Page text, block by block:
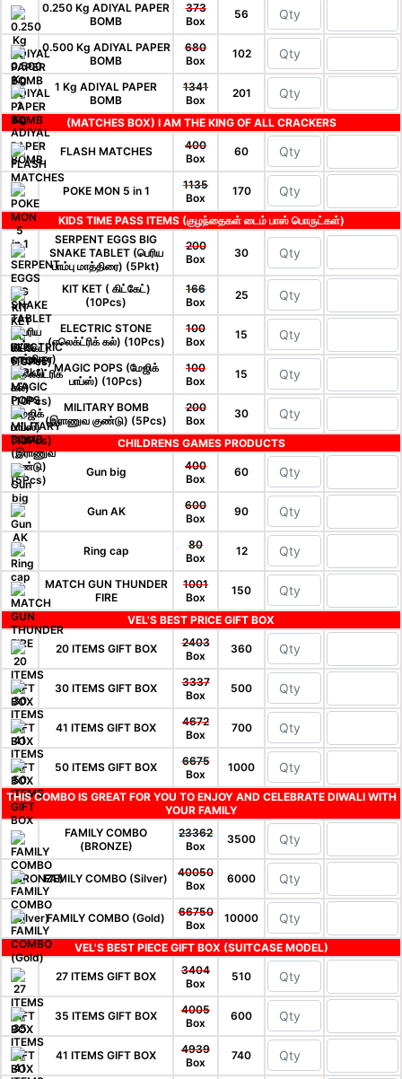
0.250 Kg ADIYAL PAPER
BOMB
373
Box
56
0.500 Kg ADIYAL PAPER
BOMB
680
Box
102
1 Kg ADIYAL PAPER
BOMB
1341
Box
201
(MATCHES BOX) I AM THE KING OF ALL CRACKERS
FLASH MATCHES
400
Box
60
POKE MON 5 in 1
1135
Box
170
KIDS TIME PASS ITEMS (குழந்தைகள் டைம் பாஸ் பொருட்கள்)
SERPENT EGGS BIG
SNAKE TABLET (பெரிய
பாம்பு மாத்திரை) (5Pkt)
200
Box
30
KIT KET ( கிட்கேட்)
(10Pcs)
166
Box
25
ELECTRIC STONE
(எலெக்ட்ரிக் கல்) (10Pcs)
100
Box
15
MAGIC POPS (மேஜிக்
பாப்ஸ்) (10Pcs)
100
Box
15
MILITARY BOMB
(இராணுவ குண்டு) (5Pcs)
200
Box
30
CHILDRENS GAMES PRODUCTS
Gun big
400
Box
60
Gun AK
600
Box
90
Ring cap
80
Box
12
MATCH GUN THUNDER
FIRE
1001
Box
150
VEL'S BEST PRICE GIFT BOX
20 ITEMS GIFT BOX
2403
Box
360
30 ITEMS GIFT BOX
3337
Box
500
41 ITEMS GIFT BOX
4672
Box
700
50 ITEMS GIFT BOX
6675
Box
1000
THIS COMBO IS GREAT FOR YOU TO ENJOY AND CELEBRATE DIWALI WITH
YOUR FAMILY
FAMILY COMBO
(BRONZE)
23362
Box
3500
FAMILY COMBO (Silver)
40050
Box
6000
FAMILY COMBO (Gold)
66750
Box
10000
VEL'S BEST PIECE GIFT BOX (SUITCASE MODEL)
27 ITEMS GIFT BOX
3404
Box
510
35 ITEMS GIFT BOX
4005
Box
600
41 ITEMS GIFT BOX
4939
Box
740